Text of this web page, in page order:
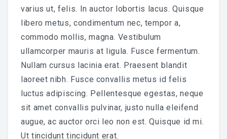
varius ut, felis. In auctor lobortis lacus. Quisque
libero metus, condimentum nec, tempor a,
commodo mollis, magna. Vestibulum
ullamcorper mauris at ligula. Fusce fermentum.
Nullam cursus lacinia erat. Praesent blandit
laoreet nibh. Fusce convallis metus id felis
luctus adipiscing. Pellentesque egestas, neque
sit amet convallis pulvinar, justo nulla eleifend
augue, ac auctor orci leo non est. Quisque id mi.
Ut tincidunt tincidunt erat.